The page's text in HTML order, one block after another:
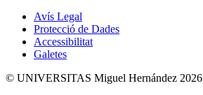
Avís Legal
Protecció de Dades
Accessibilitat
Galetes
© UNIVERSITAS Miguel Hernández 2026